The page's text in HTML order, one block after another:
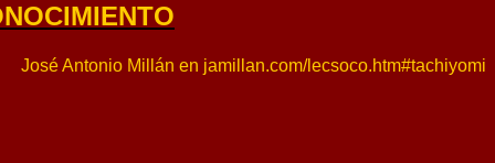
José Antonio Millán en jamillan.com/lecsoco.htm#tachiyomi